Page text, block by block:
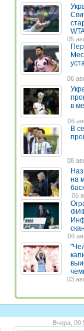
05
06
в
06
В
08
на
06
06
03
Вчера,